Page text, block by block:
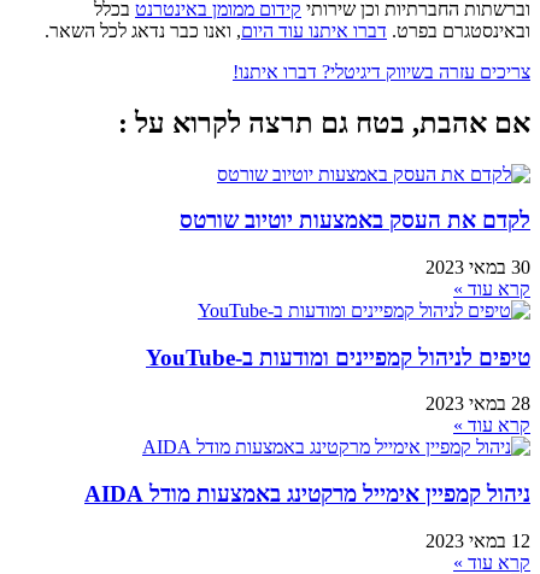
וברשתות החברתיות וכן שירותי קידום ממומן באינטרנט בכלל
ובאינסטגרם בפרט. דברו איתנו עוד היום, ואנו כבר נדאג לכל השאר.
צריכים עזרה בשיווק דיגיטלי? דברו איתנו!
אם אהבת, בטח גם תרצה לקרוא על :
לקדם את העסק באמצעות יוטיוב שורטס
30 במאי 2023
קרא עוד »
טיפים לניהול קמפיינים ומודעות ב-YouTube
28 במאי 2023
קרא עוד »
ניהול קמפיין אימייל מרקטינג באמצעות מודל AIDA
12 במאי 2023
קרא עוד »